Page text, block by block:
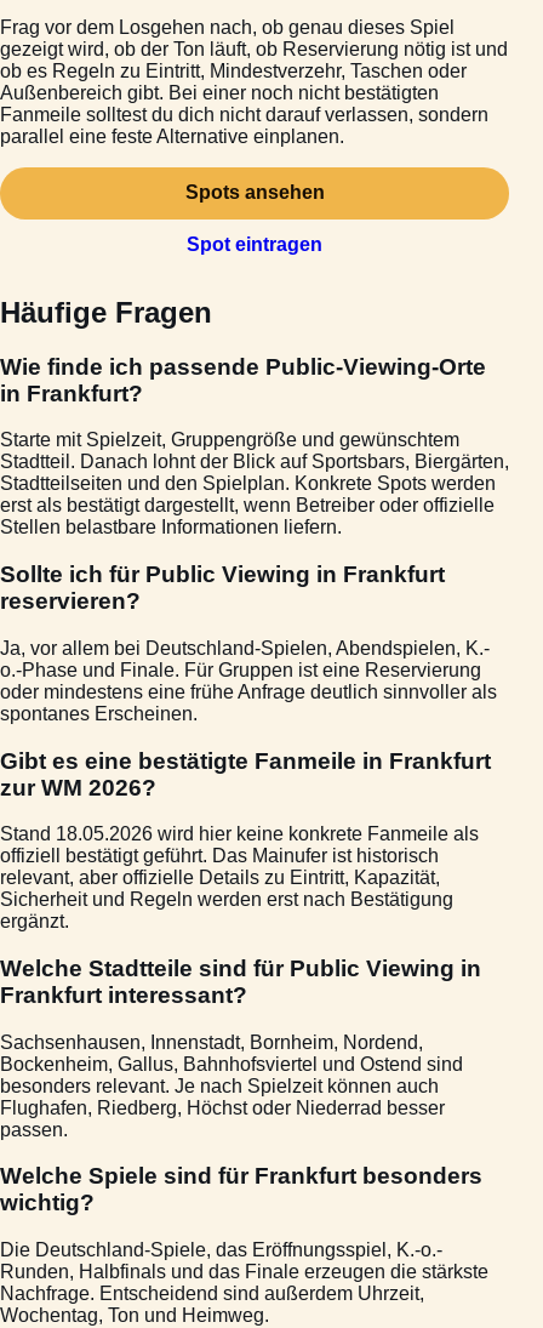
Frag vor dem Losgehen nach, ob genau dieses Spiel
gezeigt wird, ob der Ton läuft, ob Reservierung nötig ist und
ob es Regeln zu Eintritt, Mindestverzehr, Taschen oder
Außenbereich gibt. Bei einer noch nicht bestätigten
Fanmeile solltest du dich nicht darauf verlassen, sondern
parallel eine feste Alternative einplanen.
Spots ansehen
Spot eintragen
Häufige Fragen
Wie finde ich passende Public-Viewing-Orte
in Frankfurt?
Starte mit Spielzeit, Gruppengröße und gewünschtem
Stadtteil. Danach lohnt der Blick auf Sportsbars, Biergärten,
Stadtteilseiten und den Spielplan. Konkrete Spots werden
erst als bestätigt dargestellt, wenn Betreiber oder offizielle
Stellen belastbare Informationen liefern.
Sollte ich für Public Viewing in Frankfurt
reservieren?
Ja, vor allem bei Deutschland-Spielen, Abendspielen, K.-
o.-Phase und Finale. Für Gruppen ist eine Reservierung
oder mindestens eine frühe Anfrage deutlich sinnvoller als
spontanes Erscheinen.
Gibt es eine bestätigte Fanmeile in Frankfurt
zur WM 2026?
Stand 18.05.2026 wird hier keine konkrete Fanmeile als
offiziell bestätigt geführt. Das Mainufer ist historisch
relevant, aber offizielle Details zu Eintritt, Kapazität,
Sicherheit und Regeln werden erst nach Bestätigung
ergänzt.
Welche Stadtteile sind für Public Viewing in
Frankfurt interessant?
Sachsenhausen, Innenstadt, Bornheim, Nordend,
Bockenheim, Gallus, Bahnhofsviertel und Ostend sind
besonders relevant. Je nach Spielzeit können auch
Flughafen, Riedberg, Höchst oder Niederrad besser
passen.
Welche Spiele sind für Frankfurt besonders
wichtig?
Die Deutschland-Spiele, das Eröffnungsspiel, K.-o.-
Runden, Halbfinals und das Finale erzeugen die stärkste
Nachfrage. Entscheidend sind außerdem Uhrzeit,
Wochentag, Ton und Heimweg.